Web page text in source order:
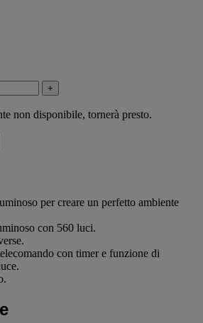
+
non disponibile, tornerà presto.
per creare un perfetto ambiente
con 560 luci.
con timer e funzione di